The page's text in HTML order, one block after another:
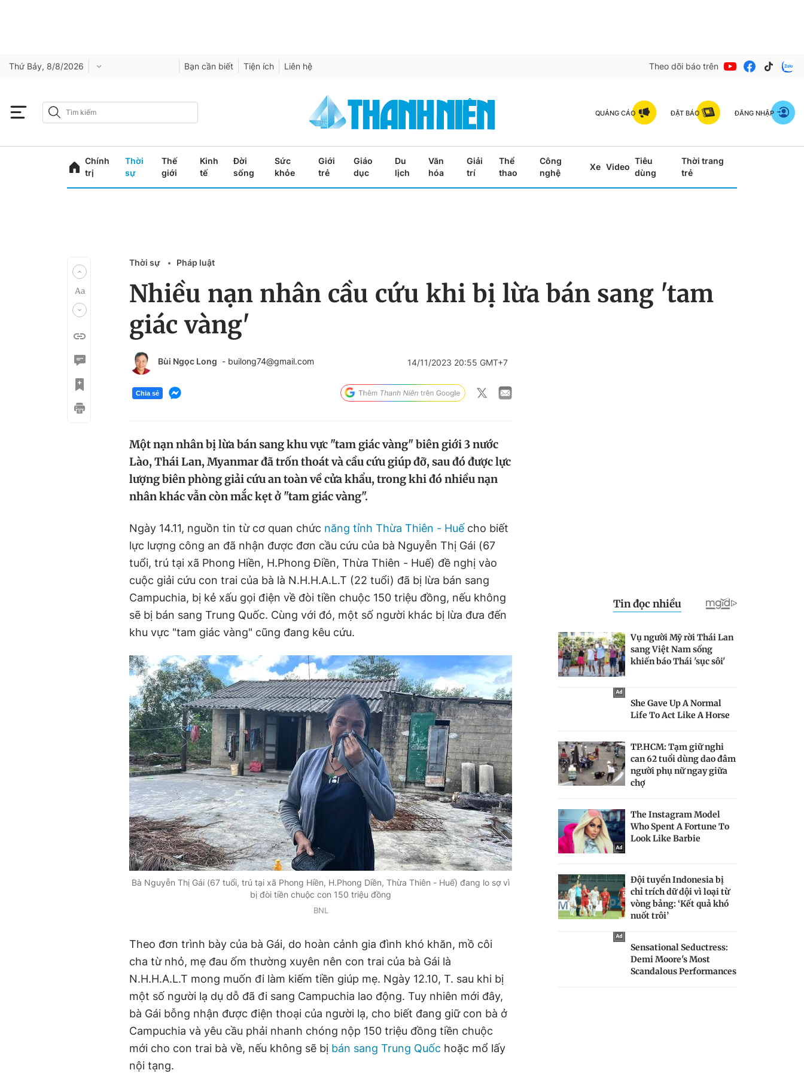
Thứ Bảy, 8/8/2026 Bạn cần biết Tiện ích Liên hệ Theo dõi báo trên
QUẢNG CÁO ĐẶT BÁO ĐĂNG NHẬP
Chính
trị
Thời
sự
Thế
giới
Kinh
tế
Đời
sống
Sức
khỏe
Giới
trẻ
Giáo
dục
Du
lịch
Văn
hóa
Giải
trí
Thể
thao
Công
nghệ
Xe Video
Tiêu
dùng
Thời trang
trẻ
Thời sự Pháp luật
Nhiều nạn nhân cầu cứu khi bị lừa bán sang 'tam
giác vàng'
Bùi Ngọc Long - builong74@gmail.com 14/11/2023 20:55 GMT+7
Chia sẻ
Một nạn nhân bị lừa bán sang khu vực "tam giác vàng" biên giới 3 nước
Lào, Thái Lan, Myanmar đã trốn thoát và cầu cứu giúp đỡ, sau đó được lực
lượng biên phòng giải cứu an toàn về cửa khẩu, trong khi đó nhiều nạn
nhân khác vẫn còn mắc kẹt ở "tam giác vàng".
Ngày 14.11, nguồn tin từ cơ quan chức năng tỉnh Thừa Thiên - Huế cho biết
lực lượng công an đã nhận được đơn cầu cứu của bà Nguyễn Thị Gái (67
tuổi, trú tại xã Phong Hiền, H.Phong Điền, Thừa Thiên - Huế) đề nghị vào
cuộc giải cứu con trai của bà là N.H.H.A.L.T (22 tuổi) đã bị lừa bán sang
Campuchia, bị kẻ xấu gọi điện về đòi tiền chuộc 150 triệu đồng, nếu không
sẽ bị bán sang Trung Quốc. Cùng với đó, một số người khác bị lừa đưa đến
khu vực "tam giác vàng" cũng đang kêu cứu.
Bà Nguyễn Thị Gái (67 tuổi, trú tại xã Phong Hiền, H.Phong Diền, Thừa Thiên - Huế) đang lo sợ vì
bị đòi tiền chuộc con 150 triệu đồng
BNL
Theo đơn trình bày của bà Gái, do hoàn cảnh gia đình khó khăn, mồ côi
cha từ nhỏ, mẹ đau ốm thường xuyên nên con trai của bà Gái là
N.H.H.A.L.T mong muốn đi làm kiếm tiền giúp mẹ. Ngày 12.10, T. sau khi bị
một số người lạ dụ dỗ đã đi sang Campuchia lao động. Tuy nhiên mới đây,
bà Gái bỗng nhận được điện thoại của người lạ, cho biết đang giữ con bà ở
Campuchia và yêu cầu phải nhanh chóng nộp 150 triệu đồng tiền chuộc
mới cho con trai bà về, nếu không sẽ bị bán sang Trung Quốc hoặc mổ lấy
nội tạng.